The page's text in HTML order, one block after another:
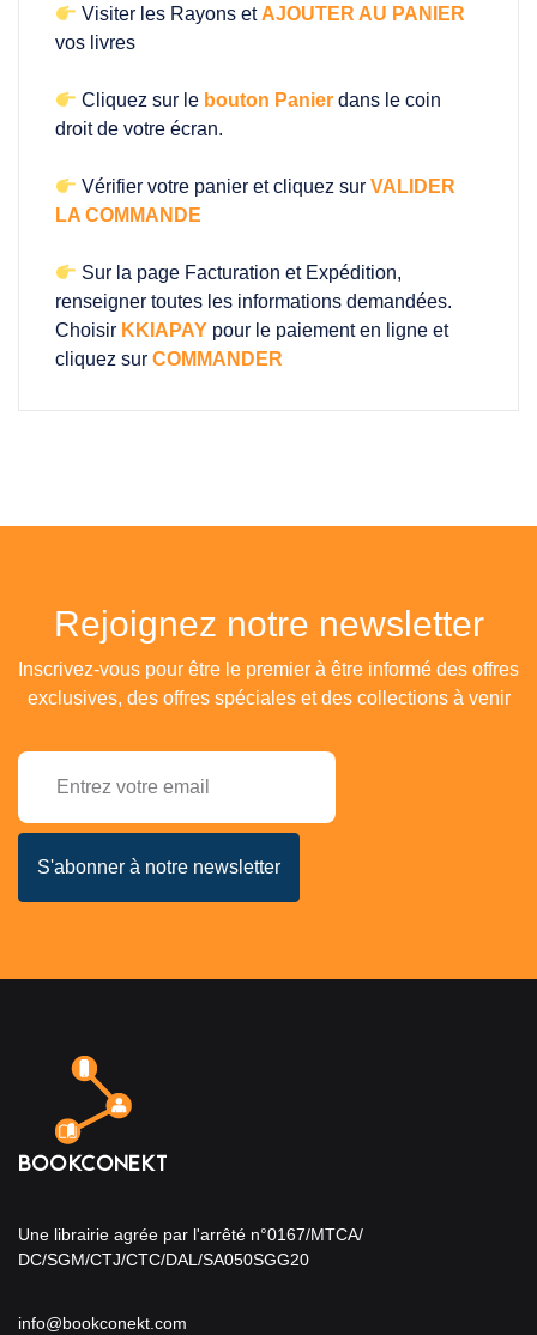
Visiter les Rayons et AJOUTER AU PANIER
vos livres
Cliquez sur le bouton Panier dans le coin
droit de votre écran.
Vérifier votre panier et cliquez surVALIDER
LA COMMANDE
Sur la page Facturation et Expédition,
renseigner toutes les informations demandées.
Choisir KKIAPAY pour le paiement en ligne et
cliquez sur COMMANDER
Rejoignez notre newsletter
Inscrivez-vous pour être le premier à être informé des offres
exclusives, des offres spéciales et des collections à venir
Une librairie agrée par l'arrêté n°0167/MTCA/
DC/SGM/CTJ/CTC/DAL/SA050SGG20
info@bookconekt.com